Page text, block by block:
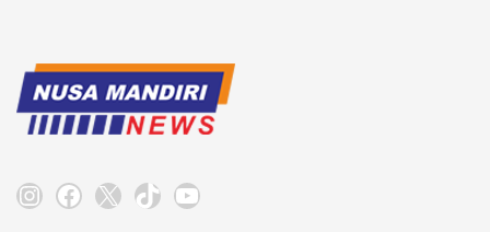
Instagram
Facebook
X TikTokYouTube